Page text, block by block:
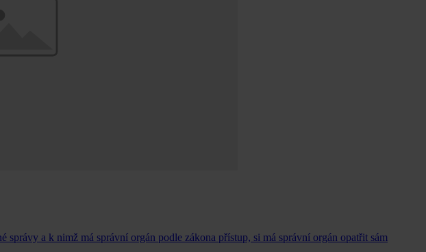
správy a k nimž má správní orgán podle zákona přístup, si má správní orgán opatřit sám